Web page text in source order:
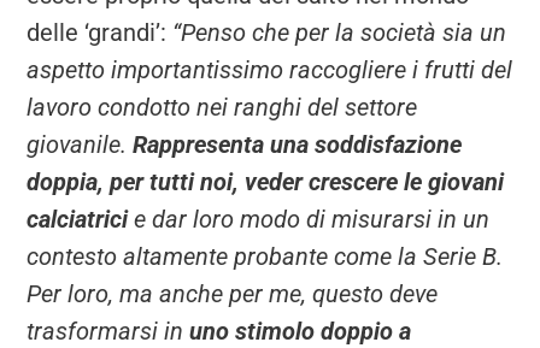
delle ‘grandi’: “Penso che per la società sia un
aspetto importantissimo raccogliere i frutti del
lavoro condotto nei ranghi del settore
giovanile.Rappresenta una soddisfazione
doppia, per tutti noi, veder crescere le giovani
calciatricie dar loro modo di misurarsi in un
contesto altamente probante come la Serie B.
Per loro, ma anche per me, questo deve
trasformarsi inuno stimolo doppio a